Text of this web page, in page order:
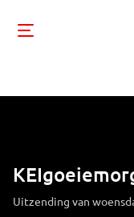
Uitzending van